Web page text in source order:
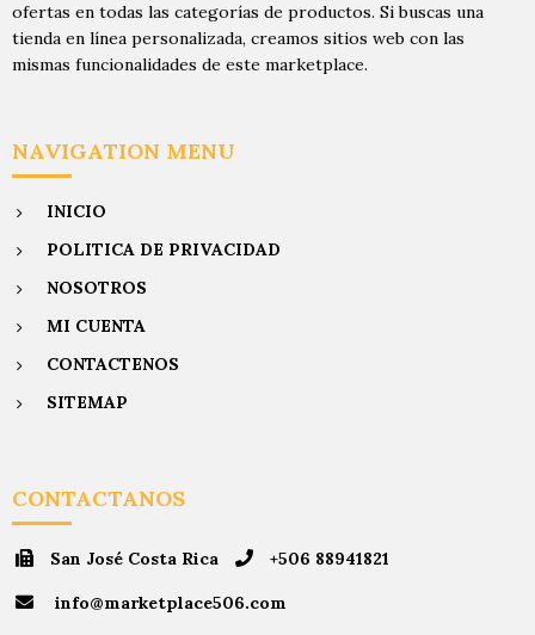
ofertas en todas las categorías de productos. Si buscas una
tienda en línea personalizada, creamos sitios web con las
mismas funcionalidades de este marketplace.
NAVIGATION MENU
INICIO
POLITICA DE PRIVACIDAD
NOSOTROS
MI CUENTA
CONTACTENOS
SITEMAP
CONTACTANOS
San José Costa Rica +506 88941821
info@marketplace506.com